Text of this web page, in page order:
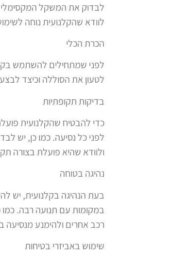
לבדוק את המשקל המקסימלי
לוודא שהקלנועית נוחה
הכרת הכלי
לפני שמתחילים להשתמש
לטעון את הסוללה וכיצד
בדיקות תקופתיות
כדי להבטיח שהקלנועית
לפני כל נסיעה. כמו כן, יש
ולוודא שהיא פועלת בצורה
נהיגה בטוחה
בעת הנהיגה בקלנועית, יש
במקומות עם תנועה רבה.
רכב אחרים ולהימנע מנסיעה
שימוש באביזרי בטיחות